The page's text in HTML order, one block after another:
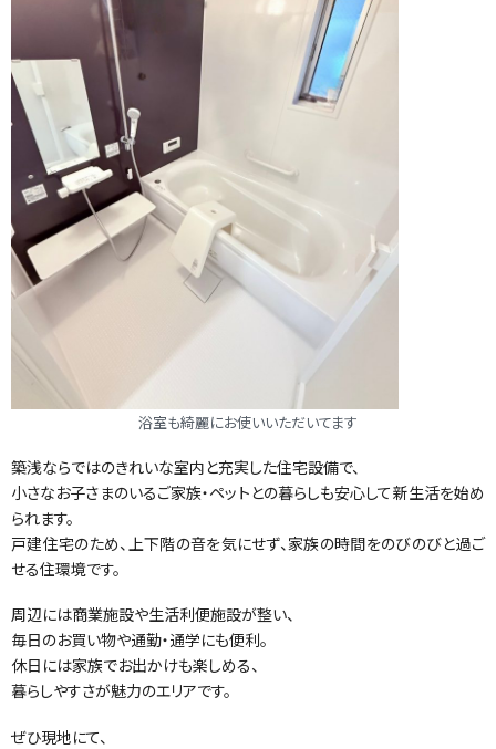
浴室も綺麗にお使いいただいてます
築浅ならではのきれいな室内と充実した住宅設備で、
小さなお子さまのいるご家族・ペットとの暮らしも安心して新生活を始め
られます。
戸建住宅のため、上下階の音を気にせず、家族の時間をのびのびと過ご
せる住環境です。
周辺には商業施設や生活利便施設が整い、
毎日のお買い物や通勤・通学にも便利。
休日には家族でお出かけも楽しめる、
暮らしやすさが魅力のエリアです。
ぜひ現地にて、